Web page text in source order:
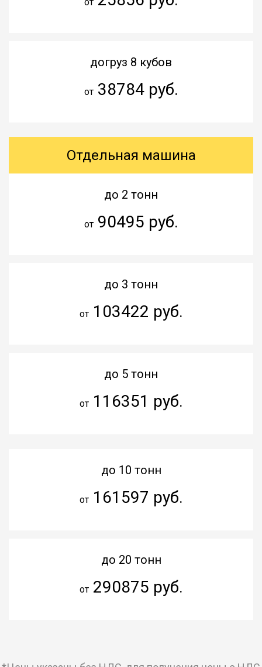
догруз 8 кубов
от38784 руб.
Отдельная машина
до 2 тонн
от90495 руб.
до 3 тонн
от103422 руб.
до 5 тонн
от116351 руб.
до 10 тонн
от161597 руб.
до 20 тонн
от290875 руб.